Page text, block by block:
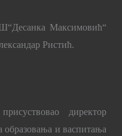
Максимовић“
Ристић.
директор
образовања и васпитања